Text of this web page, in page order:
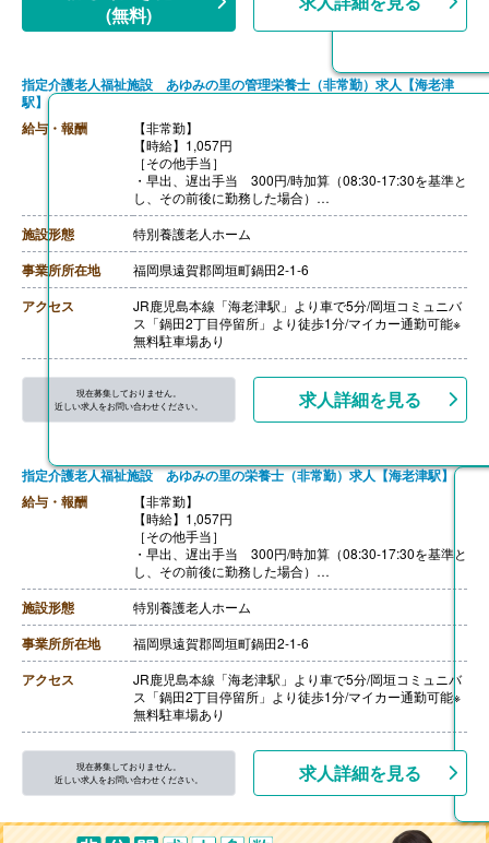
【退職金】あり※勤続2年以上、退職金共済加入
※昇給、賞与は事業業績および本人能力による
(無料)
指定介護老人福祉施設 あゆみの里の管理栄養士（非常勤）求人【海老津
駅】
給与・報酬
【非常勤】
【時給】1,057円
［その他手当］
・早出、遅出手当 300円/時加算（08:30-17:30を基準と
し、その前後に勤務した場合）
【賞与】なし
【通勤手当】あり（上限20,900円/月）
【昇給】なし
【退職金】なし
施設形態 特別養護老人ホーム
事業所所在地 福岡県遠賀郡岡垣町鍋田2-1-6
アクセス
JR鹿児島本線「海老津駅」より車で5分/岡垣コミュニバ
ス「鍋田2丁目停留所」より徒歩1分/マイカー通勤可能※
無料駐車場あり
現在募集しておりません。
近しい求人をお問い合わせください。
求人詳細を見る
指定介護老人福祉施設 あゆみの里の栄養士（非常勤）求人【海老津駅】
給与・報酬
【非常勤】
【時給】1,057円
［その他手当］
・早出、遅出手当 300円/時加算（08:30-17:30を基準と
し、その前後に勤務した場合）
【賞与】なし
【通勤手当】あり（上限20,900円/月）
【昇給】なし
【退職金】なし
施設形態 特別養護老人ホーム
事業所所在地 福岡県遠賀郡岡垣町鍋田2-1-6
アクセス
JR鹿児島本線「海老津駅」より車で5分/岡垣コミュニバ
ス「鍋田2丁目停留所」より徒歩1分/マイカー通勤可能※
無料駐車場あり
現在募集しておりません。
近しい求人をお問い合わせください。
求人詳細を見る